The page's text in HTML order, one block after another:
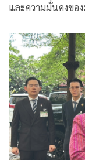
และความมั่นคงขอ